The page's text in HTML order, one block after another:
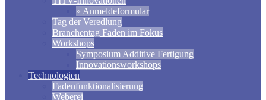
» Anmeldeformular
Tag der Veredlung
Branchentag Faden im Fokus
Workshops
Symposium Additive Fertigung
Innovationsworkshops
Technologien
Fadenfunktionalisierung
Weberei